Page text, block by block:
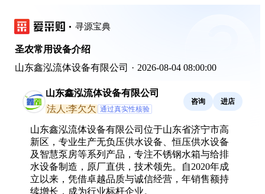
寻源宝典
圣农常用设备介绍
山东鑫泓流体设备有限公司 · 2026-08-04 08:00:00
山东鑫泓流体设备有限公司
法人:李欠欠 通过真实性核验
咨询 进店
山东鑫泓流体设备有限公司位于山东省济宁市高
新区，专业生产无负压供水设备、恒压供水设备
及智慧泵房等系列产品，专注不锈钢水箱与给排
水设备制造，原厂直供，技术领先。自2020年成
立以来，凭借卓越品质与诚信经营，年销售额持
续增长，成为行业标杆企业。